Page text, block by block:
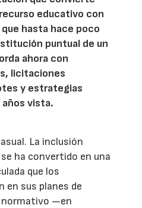
educativo con
hasta hace poco
puntual de un
ahora con
licitaciones
y estrategias
años vista.
La inclusión
ha convertido en una
que los
en sus planes de
normativo —en